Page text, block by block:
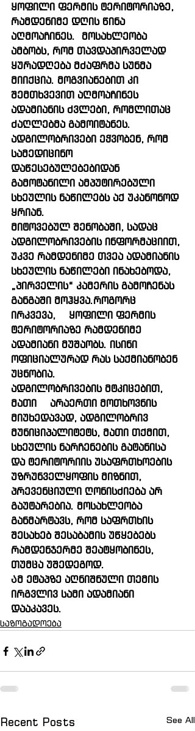
ყოფილი ფერმის ტერიტორიაზე,
რამდენიმე დღის წინა
აღმოაჩინეს. მოსახლეობა
ამბობს, რომ თავდაპირველად
ყურადღება მძაფრმა სუნმა
მიიქცია. მოგვიანებით კი
შემთხვევით აღმოაჩინეს
ადამიანის ძვლები, რომლითაც
ძაღლებმა გამოიტანეს.
ადგილობრივები ეჭვობენ, რომ
სამედიცინო
დაწესებულებებიდან
გამოტანილი ამპუტირებული
სხეულის ნაწილებს აქ უკანონოდ
ყრიან.
მიტოვებულ შენობაში, სადაც
ადგილობრივების ინფორმაციით,
უკვე რამდენიმე თვეა ადამიანის
სხეულის ნაწილები ინახებოდა,
„პირველის“ კამერის გამოჩენას
განგაში მოჰყვა.როგორც
ირკვევა,  ყოფილი ფერმის
ტერიტორიაზე რამდენიმე
ადამიანი მუშაობს. ისინი
ოფიციალურად რას საქმიანობენ
უცნობია.
ადგილობრივების მტკიცებით,
მათი  არაერთი მოთხოვნის
მიუხედავად, ადგილობრივ
მუნიციპალიტეტს, მათი თქმით,
სხეულის ნარჩენების გატანისა
და ტერიტორიის უსაფრთხოების
უზრუნველყოფის მიზნით,
პრევენციული ღონისძიება არ
გაუტარებია. მოსახლეობა
განმარტავს, რომ საფრთხის
შესახებ შესაბამის უწყებებს
რამდენჯერმე შეატყობინეს,
თუმცა უშედეგოდ.
Ამ ეტაპზე აღნიშნული თემის
ირგვლივ სამი ადამიანი
დააკავეს.
საზოგადოება
Recent Posts See All